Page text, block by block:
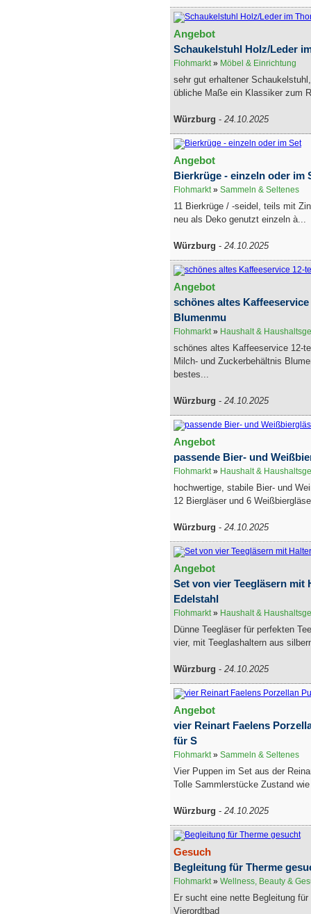
Angebot
Schaukelstuhl Holz/Leder
Flohmarkt» Möbel & Einrichtung
sehr gut erhaltener
übliche Maße ein Klassiker zum
Würzburg - 24.10.2025
Angebot
Bierkrüge - einzeln oder im
Flohmarkt» Sammeln & Seltenes
11 Bierkrüge / -seidel, teils mit
neu als Deko genutzt einzeln à...
Würzburg - 24.10.2025
Angebot
schönes altes
Blumenmu
Flohmarkt» Haushalt &
schönes altes Kaffeeservice 12-
Milch- und Zuckerbehältnis
bestes...
Würzburg - 24.10.2025
Angebot
passende Bier- und
Flohmarkt» Haushalt &
hochwertige, stabile Bier- und
12 Biergläser und 6
Würzburg - 24.10.2025
Angebot
Set von vier Teegläsern mit
Edelstahl
Flohmarkt» Haushalt &
Dünne Teegläser für perfekten
vier, mit Teeglashaltern aus
Würzburg - 24.10.2025
Angebot
vier Reinart Faelens
für S
Flohmarkt» Sammeln & Seltenes
Vier Puppen im Set aus der
Tolle Sammlerstücke Zustand
Würzburg - 24.10.2025
Gesuch
Begleitung für Therme
Flohmarkt» Wellness, Beauty &
Er sucht eine nette Begleitung für
Vierordtbad